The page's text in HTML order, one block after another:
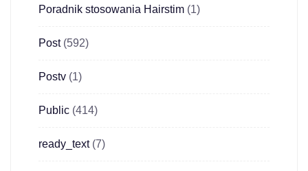
Poradnik stosowania Hairstim (1)
Post(592)
Postv (1)
Public (414)
ready_text(7)